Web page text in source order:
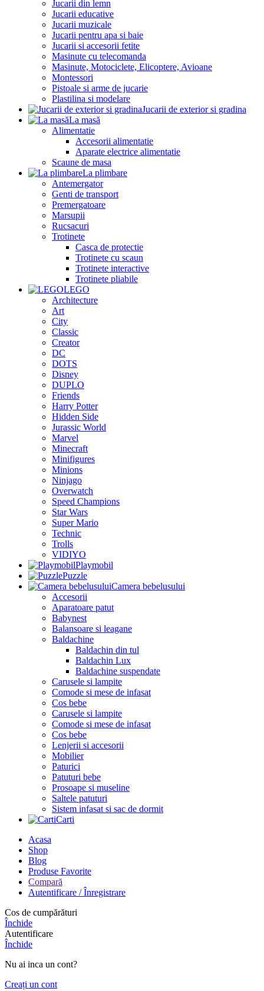
Jucarii din lemn
Jucarii educative
Jucarii muzicale
Jucarii pentru apa si baie
Jucarii si accesorii fetite
Masinute cu telecomanda
Masinute, Motociclete, Elicoptere, Avioane
Montessori
Pistoale si arme de jucarie
Plastilina si modelare
Jucarii de exterior si gradina
La masă
Alimentatie
Accesorii alimentatie
Aparate electrice alimentatie
Scaune de masa
La plimbare
Antemergator
Genti de transport
Premergatoare
Marsupii
Rucsacuri
Trotinete
Casca de protectie
Trotinete cu scaun
Trotinete interactive
Trotinete pliabile
LEGO
Architecture
Art
City
Classic
Creator
DC
DOTS
Disney
DUPLO
Friends
Harry Potter
Hidden Side
Jurassic World
Marvel
Minecraft
Minifigures
Minions
Ninjago
Overwatch
Speed Champions
Star Wars
Super Mario
Technic
Trolls
VIDIYO
Playmobil
Puzzle
Camera bebelusului
Accesorii
Aparatoare patut
Babynest
Balansoare si leagane
Baldachine
Baldachin din tul
Baldachin Lux
Baldachine suspendate
Carusele si lampite
Comode si mese de infasat
Cos bebe
Carusele si lampite
Comode si mese de infasat
Cos bebe
Lenjerii si accesorii
Mobilier
Paturici
Patuturi bebe
Prosoape si museline
Saltele patuturi
Sistem infasat si sac de dormit
Carti
Acasa
Shop
Blog
Produse Favorite
Compară
Autentificare / Înregistrare
Cos de cumpărături
Închide
Autentificare
Închide
Nu ai inca un cont?
Creați un cont